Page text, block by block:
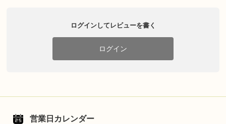
ログインしてレビューを書く
ログイン
営業日カレンダー